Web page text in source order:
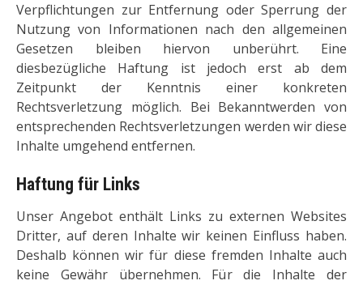
Verpflichtungen zur Entfernung oder Sperrung der
Nutzung von Informationen nach den allgemeinen
Gesetzen bleiben hiervon unberührt. Eine
diesbezügliche Haftung ist jedoch erst ab dem
Zeitpunkt der Kenntnis einer konkreten
Rechtsverletzung möglich. Bei Bekanntwerden von
entsprechenden Rechtsverletzungen werden wir diese
Inhalte umgehend entfernen.
Haftung für Links
Unser Angebot enthält Links zu externen Websites
Dritter, auf deren Inhalte wir keinen Einfluss haben.
Deshalb können wir für diese fremden Inhalte auch
keine Gewähr übernehmen. Für die Inhalte der